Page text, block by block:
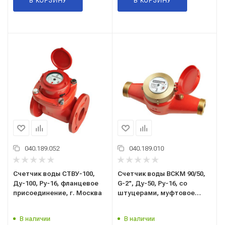
040.189.052
Счетчик воды СТВУ-100,
Ду-100, Ру-16, фланцевое
присоединение, г. Москва
В наличии
040.189.010
Счетчик воды ВСКМ 90/50,
G-2", Ду-50, Ру-16, со
штуцерами, муфтовое
В наличии